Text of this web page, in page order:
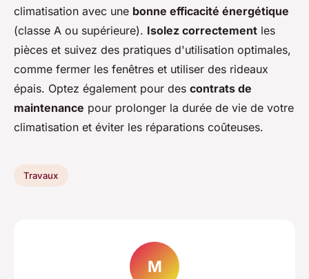
climatisation avec une bonne efficacité énergétique
(classe A ou supérieure). Isolez correctement les
pièces et suivez des pratiques d'utilisation optimales,
comme fermer les fenêtres et utiliser des rideaux
épais. Optez également pour des contrats de
maintenance pour prolonger la durée de vie de votre
climatisation et éviter les réparations coûteuses.
Travaux
M